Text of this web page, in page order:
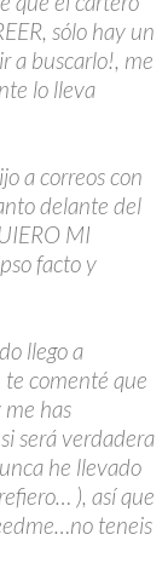
sólo hay un
a buscarlo!, me
lo lleva
a correos con
delante del
MI
facto y
llego a
comenté que
has
será verdadera
he llevado
), así que
teneis